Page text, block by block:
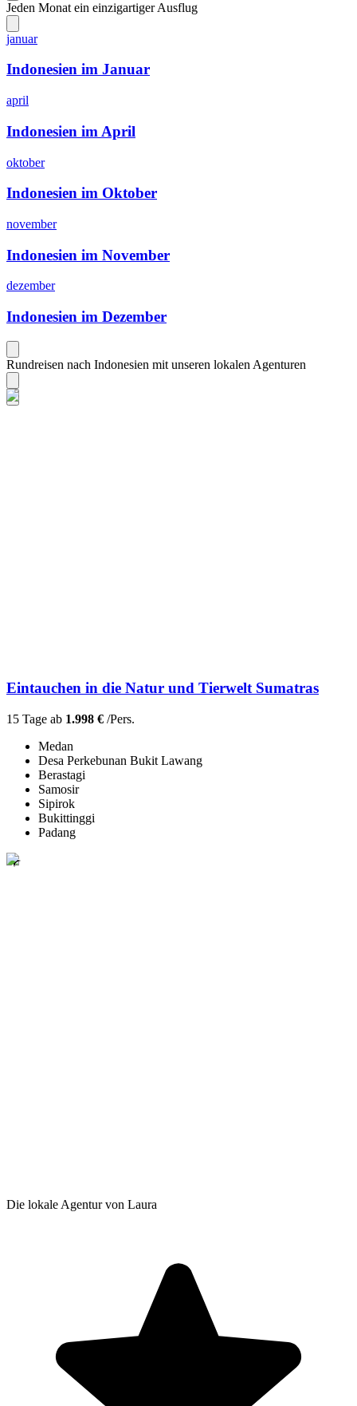
Jeden Monat ein einzigartiger Ausflug
januar
Indonesien im Januar
april
Indonesien im April
oktober
Indonesien im Oktober
november
Indonesien im November
dezember
Indonesien im Dezember
Rundreisen nach Indonesien mit unseren lokalen Agenturen
Eintauchen in die Natur und Tierwelt Sumatras
15 Tage ab 1.998 € /Pers.
Medan
Desa Perkebunan Bukit Lawang
Berastagi
Samosir
Sipirok
Bukittinggi
Padang
Die lokale Agentur von Laura